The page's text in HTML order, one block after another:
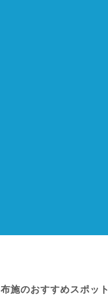
布施のおすすめスポット